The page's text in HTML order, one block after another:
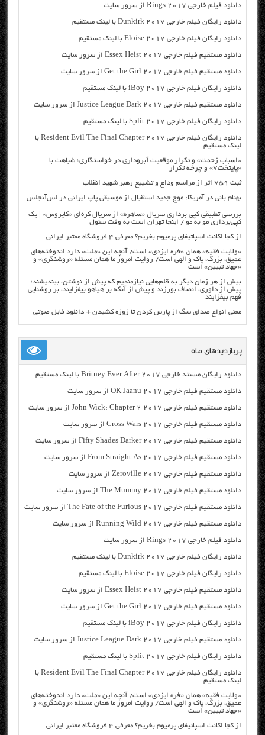
دانلود فیلم خارجی Rings 2017 از سرور سایت
دانلود رایگان فیلم خارجی Dunkirk 2017 با لینک مستقیم
دانلود رایگان فیلم خارجی Eloise 2017 با لینک مستقیم
دانلود مستقیم فیلم خارجی Essex Heist 2017 از سرور سایت
دانلود مستقیم فیلم خارجی Get the Girl 2017 از سرور سایت
دانلود رایگان فیلم خارجی iBoy 2017 با لینک مستقیم
دانلود مستقیم فیلم خارجی Justice League Dark 2017 از سرور سایت
دانلود رایگان فیلم خارجی Split 2017 با لینک مستقیم
دانلود رایگان فیلم خارجی Resident Evil The Final Chapter 2017 با
لینک مستقیم
«اسباب زحمت» و تکرار موقعیت آبروداری در خواستگاری؛ شباهت با
«پایتخت۷» و چرخه تکرار
ثبت ۷۵۹ اثر از مراسم وداع و تشییع رهبر شهید انقلاب
بهنام بانی در آمریکا: موج جدید استقبال از موسیقی پاپ ایرانی در لس‌آنجلس
بررسی تطبیقی کپی برداری سریال «ساهره» از سریال کره‌ای «کایروس» | یک
کپی‌برداری مو به مو / اینجا تهران است به وقت سئول
از کجا اکانت اسپاتیفای پرمیوم بخریم؟ معرفی ۴ فروشگاه معتبر ایرانی
«ولایت فقیه» همان «فره ایزدی» است/ آنچه این «ملت» دارد اندوخته‌های
عمیق، بزرگ، پاک و الهی است/ روایت امروز ما همان مسئله «روشنگری» و
«جهاد تبیین» است
بیش از هر زمان دیگر به قلم‌هایی نیازمندیم که پیش از نوشتن، بیندیشند؛
پیش از داوری، انصاف بورزند و پیش از آنکه بر هیاهو بیفزایند، بر روشنایی
فهم بیفزایند
معنی انواع صدای سگ از پارس کردن تا زوزه کشیدن + دانلود فایل صوتی
پربازدیدهای ماه …
دانلود رایگان مسنتد خارجی Britney Ever After 2017 با لینک مستقیم
دانلود مستقیم فیلم خارجی OK Jaanu 2017 از سرور سایت
دانلود مستقیم فیلم خارجی John Wick: Chapter 2 2017 از سرور سایت
دانلود مستقیم فیلم خارجی Cross Wars 2017 از سرور سایت
دانلود مستقیم فیلم خارجی Fifty Shades Darker 2017 از سرور سایت
دانلود مستقیم فیلم خارجی From Straight As 2017 از سرور سایت
دانلود مستقیم فیلم خارجی Zeroville 2017 از سرور سایت
دانلود مستقیم فیلم خارجی The Mummy 2017 از سرور سایت
دانلود مستقیم فیلم خارجی The Fate of the Furious 2017 از سرور سایت
دانلود مستقیم فیلم خارجی Running Wild 2017 از سرور سایت
دانلود فیلم خارجی Rings 2017 از سرور سایت
دانلود رایگان فیلم خارجی Dunkirk 2017 با لینک مستقیم
دانلود رایگان فیلم خارجی Eloise 2017 با لینک مستقیم
دانلود مستقیم فیلم خارجی Essex Heist 2017 از سرور سایت
دانلود مستقیم فیلم خارجی Get the Girl 2017 از سرور سایت
دانلود رایگان فیلم خارجی iBoy 2017 با لینک مستقیم
دانلود مستقیم فیلم خارجی Justice League Dark 2017 از سرور سایت
دانلود رایگان فیلم خارجی Split 2017 با لینک مستقیم
دانلود رایگان فیلم خارجی Resident Evil The Final Chapter 2017 با
لینک مستقیم
«ولایت فقیه» همان «فره ایزدی» است/ آنچه این «ملت» دارد اندوخته‌های
عمیق، بزرگ، پاک و الهی است/ روایت امروز ما همان مسئله «روشنگری» و
«جهاد تبیین» است
از کجا اکانت اسپاتیفای پرمیوم بخریم؟ معرفی ۴ فروشگاه معتبر ایرانی